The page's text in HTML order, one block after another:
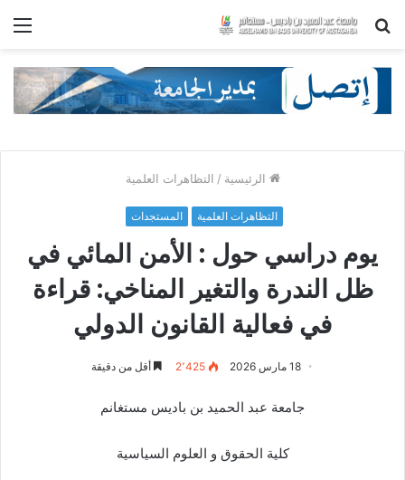
بحث
الرئيسية / التظاهرات العلمية
التظاهرات العلمية المستجدات
يوم دراسي حول : الأمن المائي في
ظل الندرة والتغير المناخي: قراءة
في فعالية القانون الدولي
18 مارس 2026 2٬425 أقل من دقيقة
جامعة عبد الحميد بن باديس مستغانم
كلية الحقوق و العلوم السياسية